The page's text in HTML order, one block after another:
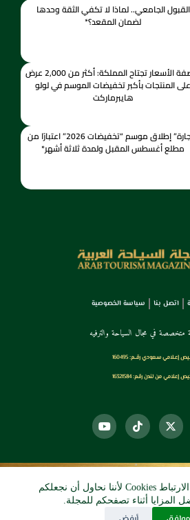
نحن نستخدم ملفات الارتباط Cookies لأننا نحاول أن نجعلكم
المزايا أثناء تصفحكم للمجلة.
القبول الجامعي.. لماذا لا تكفي الثقة وحدها
لضمان المقعد؟*
عاصفة الأسعار تجتاح المملكة: أكثر من 2,000 عرض
على المنتجات بأكبر تخفيضات الموسم في لولو
هايبرماركت
التجارة” إطلاق موسم “تخفيضات 2026” اعتبارًا من
مطلع أغسطس المقبل ولمدة ثلاثة أشهر*
اتصل بنا سياسة الخصوصية
متخصصة في مجال السياحة والترفيه
إعـلامي سـعودي رقــم: 160495
إعلامي من لندن رقم: 16321584